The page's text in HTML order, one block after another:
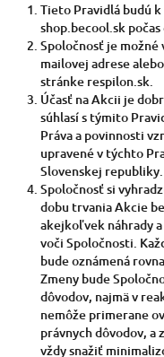
Tieto Pravidlá budú
shop.becool.sk
Spoločnosť je možné
mailovej adrese
stránke respilon.sk.
Účasť na Akcii je
súhlasí s týmito
Práva a povinnosti
upravené v týchto
Slovenskej republiky.
Spoločnosť si
dobu trvania Akcie
akejkoľvek náhrady
voči Spoločnosti.
bude oznámená
Zmeny bude
dôvodov, najmä v
nemôže primerane
právnych dôvodov, a
vždy snažiť